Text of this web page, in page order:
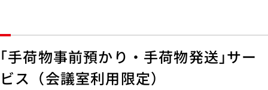
｢手荷物事前預かり・手荷物発送｣サー
ビス（会議室利用限定）